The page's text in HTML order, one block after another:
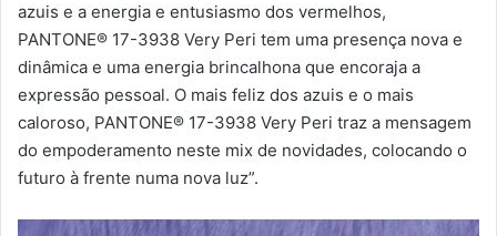
azuis e a energia e entusiasmo dos vermelhos,
PANTONE® 17-3938 Very Peri tem uma presença nova e
dinâmica e uma energia brincalhona que encoraja a
expressão pessoal. O mais feliz dos azuis e o mais
caloroso, PANTONE® 17-3938 Very Peri traz a mensagem
do empoderamento neste mix de novidades, colocando o
futuro à frente numa nova luz”.